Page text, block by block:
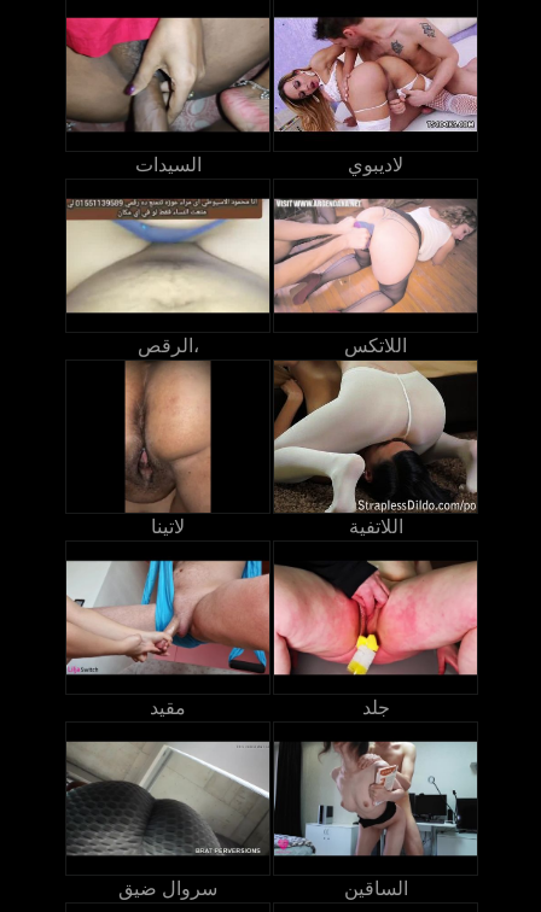
السيدات لاديبوي
الرقص، اللاتكس
لاتينا اللاتفية
مقيد جلد
سروال ضيق الساقين